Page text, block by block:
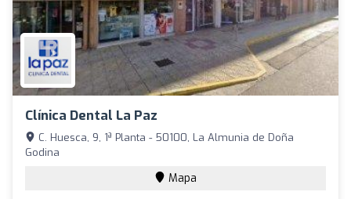
Clínica Dental La Paz
C. Huesca, 9, 1ª Planta - 50100, La Almunia de Doña
Godina
Mapa